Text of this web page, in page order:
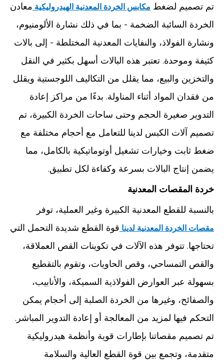
تم تصميم لضغط مكابس الخردة المعدنية الهيدروليكية معادن
الخردة السائبة الضخمة - بما في ذلك نشارة الألومنيوم،
ونشارة الفولاذ، والنفايات المعدنية المختلطة - إلى بالات
كثيفة وموحدة. تعتبر هذه البالات أسهل بكثير في النقل
والتخزين والبيع، مما يقلل من التكاليف اللوجستية ويقلل
من فقدان المواد أثناء المناولة. بدءًا من مراكز إعادة
التدوير صغيرة الحجم وحتى ساحات الخردة الكبيرة، تم
تصميم آلات الكبس لدينا للتعامل مع أحجام مختلفة مع
ضغط ثابت وخيارات تشغيل أوتوماتيكية بالكامل، مما
يضمن إنتاج البالات بسرعة وكفاءة لكل تطبيق.
خردة المقصات المعدنية
بالنسبة للقطع المعدنية الكبيرة وغير العملية، توفر
مقصات الخردة المعدنية لدينا قوة القطع شديدة التحمل التي
تحتاجها. تتوفر هذه الآلات في تكوينات القص العملاقة،
والقص التمساحي، وقص الحاويات، وتقوم بالتقطيع
بسهولة عبر العوارض الفولاذية السميكة، والأنابيب،
والصفائح، وغيرها من الخردة الصلبة إلى أحجام يمكن
التحكم فيها لمزيد من المعالجة أو إعادة التدوير المباشر.
تم تصميم مقصاتنا بإطارات قوية وأنظمة هيدروليكية
متقدمة، وتجمع بين قوة القطع العالية والسلامة